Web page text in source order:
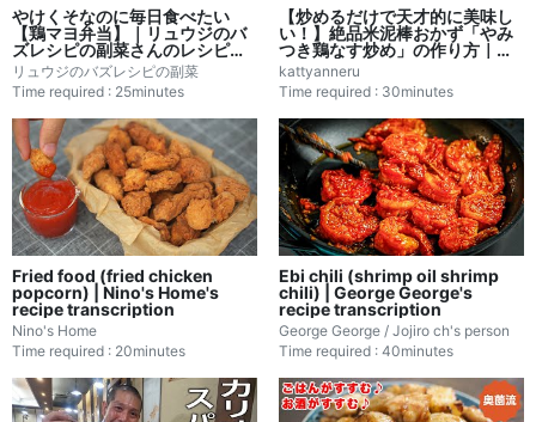
やけくそなのに毎日食べたい
【鶏マヨ弁当】｜リュウジのバ
ズレシピの副菜さんのレシピ書
き起こし
リュウジのバズレシピの副菜
Time required : 25minutes
【炒めるだけで天才的に美味し
い！】絶品米泥棒おかず「やみ
つき鶏なす炒め」の作り方｜か
っちゃんねるさんのレシピ書き
起こし
kattyanneru
Time required : 30minutes
Fried food (fried chicken
popcorn) | Nino's Home's
recipe transcription
Nino's Home
Time required : 20minutes
Ebi chili (shrimp oil shrimp
chili) | George George's
recipe transcription
George George / Jojiro ch's person
Time required : 40minutes